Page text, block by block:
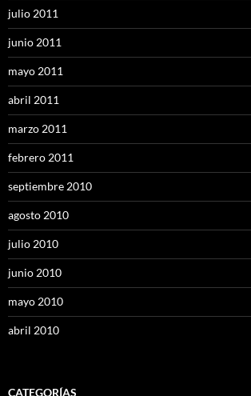
julio 2011
junio 2011
mayo 2011
abril 2011
marzo 2011
febrero 2011
septiembre 2010
agosto 2010
julio 2010
junio 2010
mayo 2010
abril 2010
CATEGORÍAS